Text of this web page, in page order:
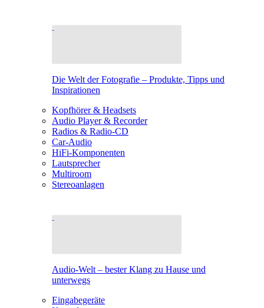
Die Welt der Fotografie – Produkte, Tipps und
Inspirationen
Kopfhörer & Headsets
Audio Player & Recorder
Radios & Radio-CD
Car-Audio
HiFi-Komponenten
Lautsprecher
Multiroom
Stereoanlagen
Audio-Welt – bester Klang zu Hause und
unterwegs
Eingabegeräte